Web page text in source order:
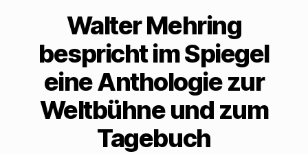
Walter Mehring
bespricht im Spiegel
eine Anthologie zur
Weltbühne und zum
Tagebuch